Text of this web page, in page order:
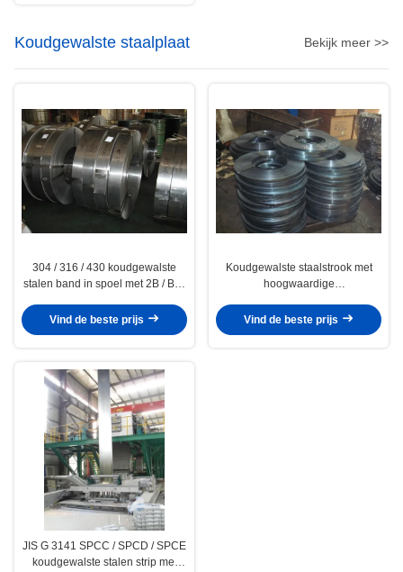
Koudgewalste staalplaat Bekijk meer >>
304 / 316 / 430 koudgewalste
stalen band in spoel met 2B / BA-
breedte
Vind de beste prijs
Koudgewalste staalstrook met
hoogwaardige
verpakking
Vind de beste prijs
JIS G 3141 SPCC / SPCD / SPCE
koudgewalste stalen strip met